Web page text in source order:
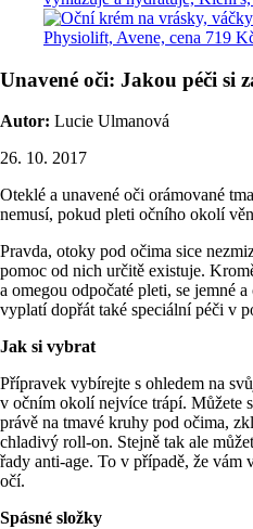
Unavené oči: Jakou péči si
Autor: Lucie Ulmanová
26. 10. 2017
Oteklé a unavené oči orámované
nemusí, pokud pleti očního okolí
Pravda, otoky pod očima sice
pomoc od nich určitě existuje.
a omegou odpočaté pleti, se jemné
vyplatí dopřát také speciální péči v
Jak si vybrat
Přípravek vybírejte s ohledem na
v očním okolí nejvíce trápí. Můžete
právě na tmavé kruhy pod očima,
chladivý roll-on. Stejně tak ale
řady anti-age. To v případě, že vám
očí.
Spásné složky